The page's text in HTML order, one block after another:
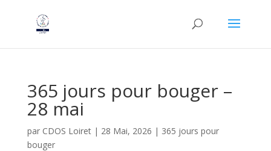
365 jours pour bouger –
28 mai
par CDOS Loiret| 28 Mai, 2026 | 365 jours pour
bouger